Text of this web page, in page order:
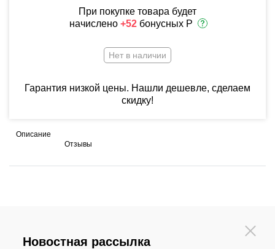
При покупке товара будет
начислено +52бонусных Р
Нет в наличии
Гарантия низкой цены. Нашли дешевле, сделаем
скидку!
Описание
Отзывы
Новостная рассылка